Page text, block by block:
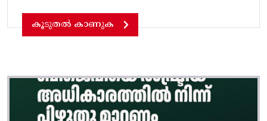
കൂടുതൽ കാണുക